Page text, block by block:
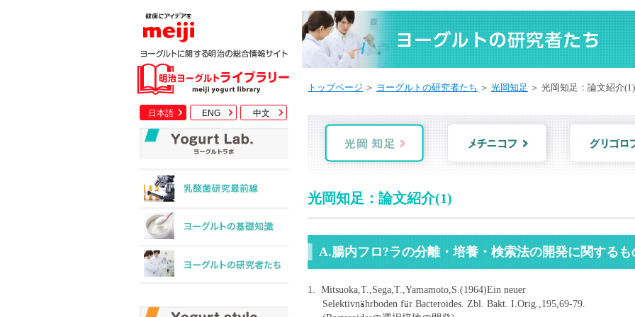
日本語 ENG 中文
トップページ ＞ ヨーグルトの研究者たち ＞ 光岡知足 ＞ 光岡知足：論文紹介(1)
光岡知足：論文紹介(1)
A.腸内フロ?ラの分離・培養・検索法の開発に関するも
1. Mitsuoka,T.,Sega,T.,Yamamoto,S.(1964)Ein neuer
Selektivn hrboden f r Bacteroides. Zbl. Bakt. I.Orig.,195,69-79.